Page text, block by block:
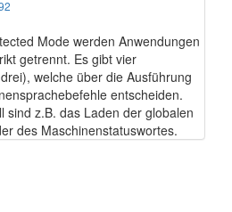
Mode werden Anwendungen
getrennt. Es gibt vier
welche über die Ausführung
entscheiden.
sind z.B. das Laden der globalen
des Maschinenstatuswortes.